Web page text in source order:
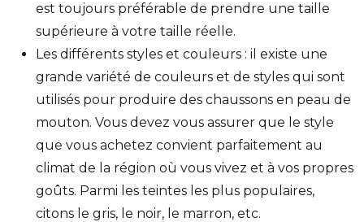
est toujours préférable de prendre une taille
supérieure à votre taille réelle.
Les différents styles et couleurs : il existe une
grande variété de couleurs et de styles qui sont
utilisés pour produire des chaussons en peau de
mouton. Vous devez vous assurer que le style
que vous achetez convient parfaitement au
climat de la région où vous vivez et à vos propres
goûts. Parmi les teintes les plus populaires,
citons le gris, le noir, le marron, etc.